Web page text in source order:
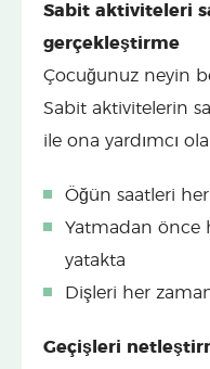
Sabit aktiviteleri
gerçekleştirme
Çocuğunuz neyin
Sabit aktivitelerin
ile ona yardımcı
Öğün saatleri
Yatmadan önce
yatakta
Dişleri her
Geçişleri